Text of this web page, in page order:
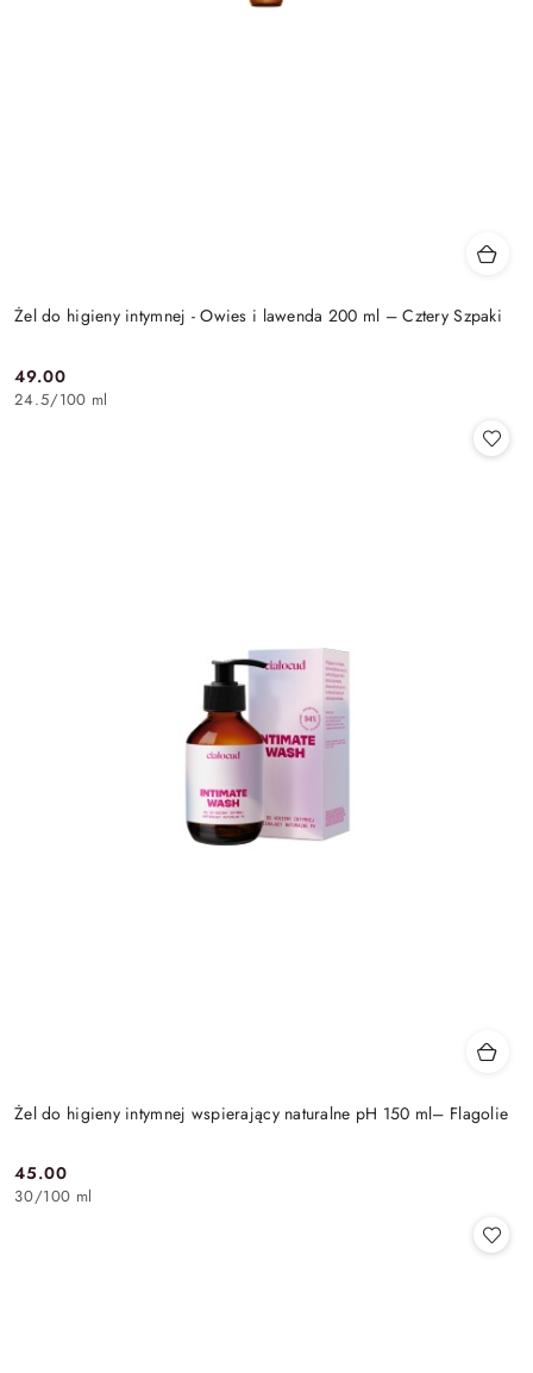
Żel do higieny intymnej - Owies i lawenda 200 ml – Cztery Szpaki
Cena:
49.00
24.5/100 ml
Żel do higieny intymnej wspierający naturalne pH 150 ml– Flagolie
Cena:
45.00
30/100 ml